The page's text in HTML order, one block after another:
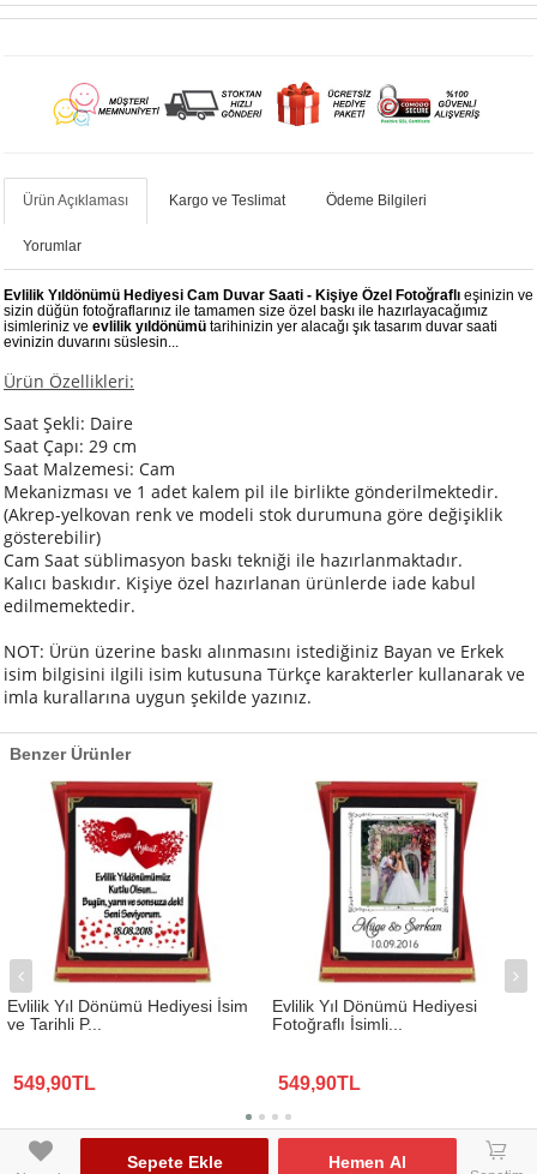
Sepete Ekle Hemen Al 󰃦
Ürün Açıklaması Kargo ve Teslimat Ödeme Bilgileri
Yorumlar
Evlilik Yıldönümü Hediyesi Cam Duvar Saati - Kişiye Özel Fotoğraflı eşinizin ve
sizin düğün fotoğraflarınız ile tamamen size özel baskı ile hazırlayacağımız
isimleriniz ve evlilik yıldönümü tarihinizin yer alacağı şık tasarım duvar saati
evinizin duvarını süslesin...
Ürün Özellikleri:
Saat Şekli: Daire
Saat Çapı: 29 cm
Saat Malzemesi: Cam
Mekanizması ve 1 adet kalem pil ile birlikte gönderilmektedir.
(Akrep-yelkovan renk ve modeli stok durumuna göre değişiklik
gösterebilir)
Cam Saat süblimasyon baskı tekniği ile hazırlanmaktadır.
Kalıcı baskıdır. Kişiye özel hazırlanan ürünlerde iade kabul
edilmemektedir.
NOT: Ürün üzerine baskı alınmasını istediğiniz Bayan ve Erkek
isim bilgisini ilgili isim kutusuna Türkçe karakterler kullanarak ve
imla kurallarına uygun şekilde yazınız.
Benzer Ürünler
Evlilik Yıl Dönümü Hediyesi İsim
ve Tarihli P...
549,90TL
Evlilik Yıl Dönümü Hediyesi
Fotoğraflı İsimli...
549,90TL
www.biresimden.com © 2015 - 2026 Tüm Hakları Saklıdır.